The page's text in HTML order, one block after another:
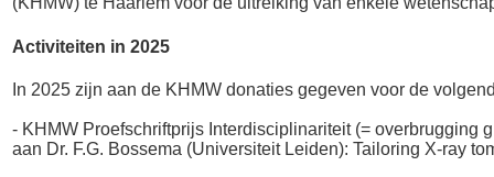
Activiteiten in 2025
In 2025 zijn aan de KHMW donaties gegeven voor de
- KHMW Proefschriftprijs Interdisciplinariteit (= overbrugging
aan Dr. F.G. Bossema (Universiteit Leiden): Tailoring X-ray